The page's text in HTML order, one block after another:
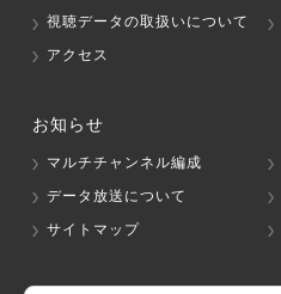
視聴データの取扱いについて
アクセス
お知らせ
マルチチャンネル編成
データ放送について
サイトマップ